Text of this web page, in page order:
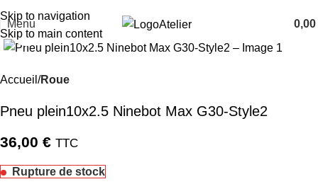
Skip to navigation
Skip to main content
Menu Atelier 0,00
Cliquez pour agrandir
Accueil Roue
Pneu plein10x2.5 Ninebot Max G30-Style2
36,00 € TTC
Rupture de stock